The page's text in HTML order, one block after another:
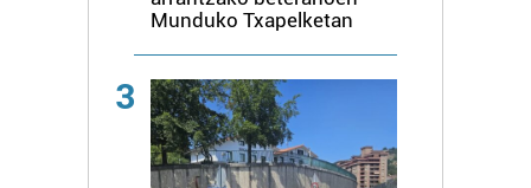
Munduko Txapelketan
3